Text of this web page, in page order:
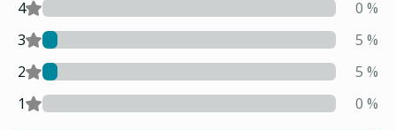
4 0 %
3
5 %
2
5 %
1
0 %